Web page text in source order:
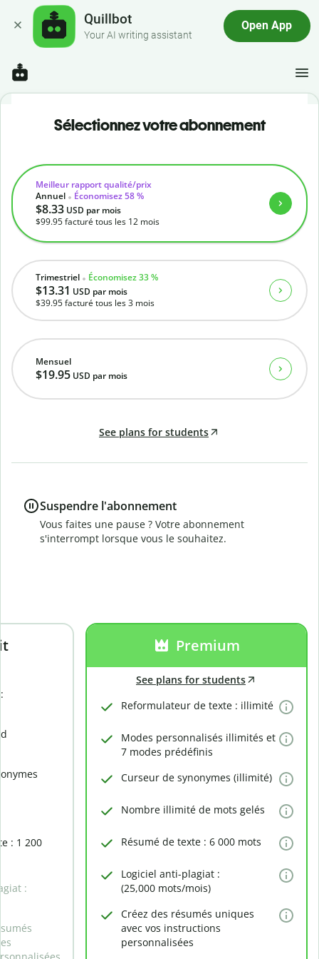
Quillbot
Your AI writing assistant
Open App
: 1 200
:
Premium
See plans for students
Reformulateur de texte : illimité
Modes personnalisés illimités et
7 modes prédéfinis
Curseur de synonymes (illimité)
Nombre illimité de mots gelés
Résumé de texte : 6 000 mots
Logiciel anti-plagiat :
(25,000 mots/mois)
Créez des résumés uniques
avec vos instructions
personnalisées
Sélectionnez votre abonnement
Mensuel
$19.95 USD par mois
Trimestriel Économisez 33 %
$13.31 USD par mois
$39.95facturé tous les 3 mois
Meilleur rapport qualité/prix
Annuel
Économisez 58 %
$8.33 USD par mois
$99.95facturé tous les 12 mois
See plans for students
Suspendre l'abonnement
Vous faites une pause ? Votre abonnement
s'interrompt lorsque vous le souhaitez.